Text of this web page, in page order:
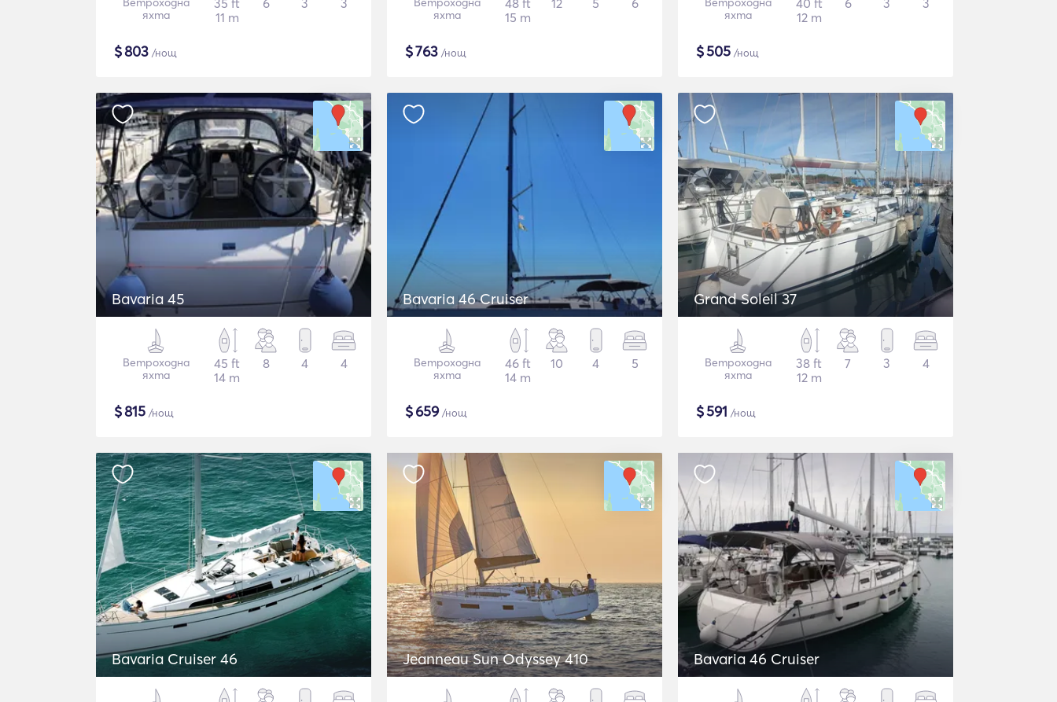
яхта
35 ft
11 m
6 3 3
$803 /нощ
яхта
48 ft
15 m
12 5 6
$763 /нощ
яхта
40 ft
12 m
6 3 3
$505 /нощ
Bavaria 45
Ветроходна
яхта
45 ft
14 m
8 4 4
$815 /нощ
Bavaria 46 Cruiser
Ветроходна
яхта
46 ft
14 m
10 4 5
$659/нощ
Grand Soleil 37
Ветроходна
яхта
38 ft
12 m
7 3 4
$591 /нощ
Bavaria Cruiser 46 Jeanneau Sun Odyssey 410 Bavaria 46 Cruiser